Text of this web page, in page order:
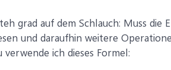
grad auf dem Schlauch: Muss
und daraufhin weitere
verwende ich dieses Formel: